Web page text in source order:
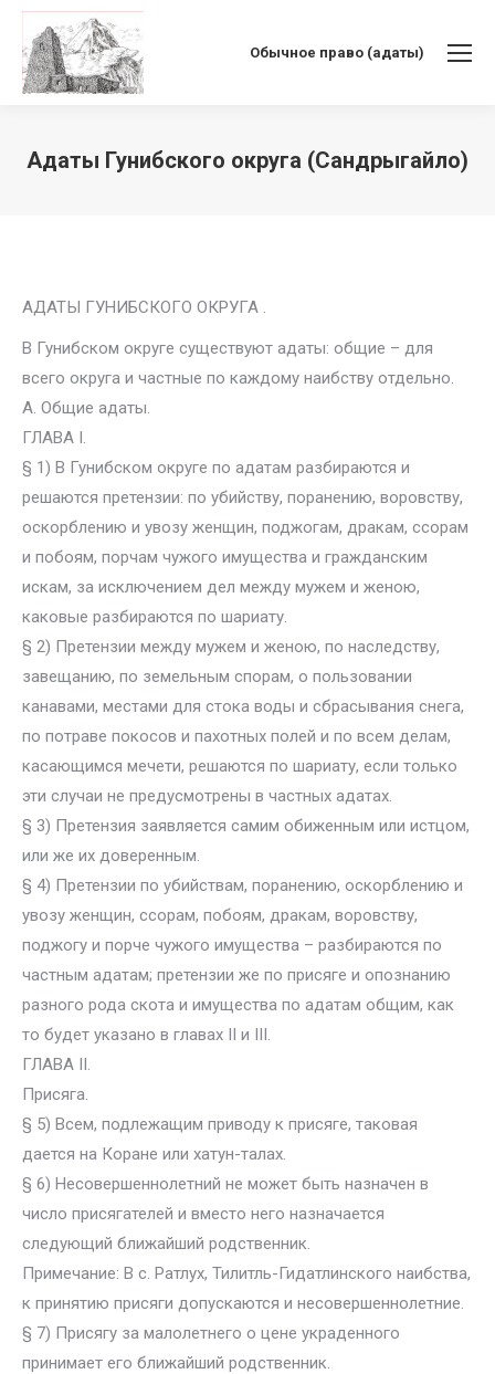
Обычное право (адаты)
Адаты Гунибского округа (Сандрыгайло)
АДАТЫ ГУНИБСКОГО ОКРУГА .
В Гунибском округе существуют адаты: общие – для
всего округа и частные по каждому наибству отдельно.
А. Общие адаты.
ГЛАВА I.
§ 1) В Гунибском округе по адатам разбираются и
решаются претензии: по убийству, поранению, воровству,
оскорблению и увозу женщин, поджогам, дракам, ссорам
и побоям, порчам чужого имущества и гражданским
искам, за исключением дел между мужем и женою,
каковые разбираются по шариату.
§ 2) Претензии между мужем и женою, по наследству,
завещанию, по земельным спорам, о пользовании
канавами, местами для стока воды и сбрасывания снега,
по потраве покосов и пахотных полей и по всем делам,
касающимся мечети, решаются по шариату, если только
эти случаи не предусмотрены в частных адатах.
§ 3) Претензия заявляется самим обиженным или истцом,
или же их доверенным.
§ 4) Претензии по убийствам, поранению, оскорблению и
увозу женщин, ссорам, побоям, дракам, воровству,
поджогу и порче чужого имущества – разбираются по
частным адатам; претензии же по присяге и опознанию
разного рода скота и имущества по адатам общим, как
то будет указано в главах II и III.
ГЛАВА II.
Присяга.
§ 5) Всем, подлежащим приводу к присяге, таковая
дается на Коране или хатун-талах.
§ 6) Несовершеннолетний не может быть назначен в
число присягателей и вместо него назначается
следующий ближайший родственник.
Примечание: В с. Ратлух, Тилитль-Гидатлинского наибства,
к принятию присяги допускаются и несовершеннолетние.
§ 7) Присягу за малолетнего о цене украденного
принимает его ближайший родственник.